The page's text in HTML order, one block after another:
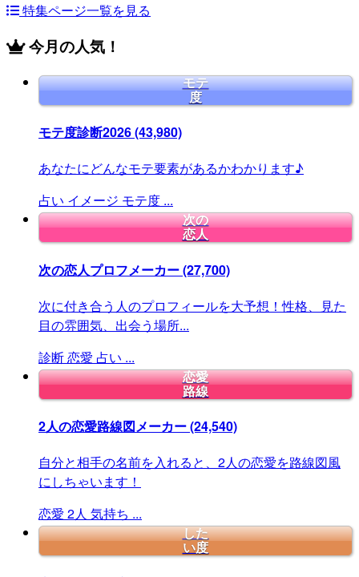
特集ページ一覧を見る
今月の人気！
モテ
度
モテ度診断2026(43,980)
あなたにどんなモテ要素があるかわかります♪
占い イメージ モテ度 ...
次の
恋人
次の恋人プロフメーカー(27,700)
次に付き合う人のプロフィールを大予想！性格、見た
目の雰囲気、出会う場所...
診断恋愛 占い ...
恋愛
路線
2人の恋愛路線図メーカー(24,540)
自分と相手の名前を入れると、2人の恋愛を路線図風
にしちゃいます！
恋愛 2人 気持ち ...
した
い度